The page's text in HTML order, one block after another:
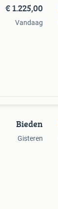
€ 1.225,00
Vandaag
Bieden
Gisteren